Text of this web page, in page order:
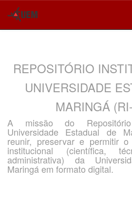
REPOSITÓRIO
UNIVERSIDADE
MARINGÁ
A missão do
Universidade Estadual de
reunir, preservar e permitir
institucional (científica,
administrativa) da
Maringá em formato digital.